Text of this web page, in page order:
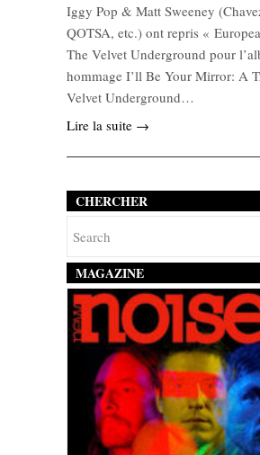
Iggy Pop & Matt Sweeney
QOTSA, etc.) ont repris «
The Velvet Underground pour
hommage I’ll Be Your Mirror: A
Velvet Underground…
Lire la suite →
CHERCHER
MAGAZINE